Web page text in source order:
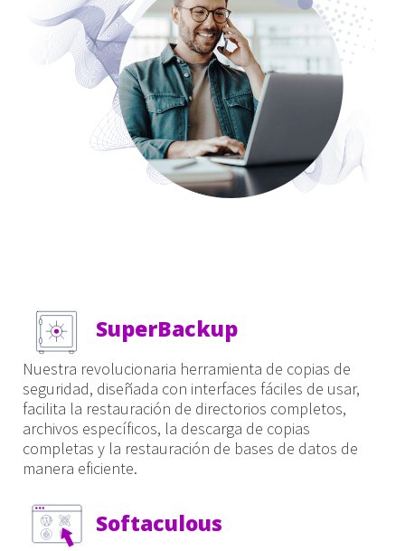
SuperBackup
Nuestra revolucionaria herramienta de copias de
seguridad, diseñada con interfaces fáciles de usar,
facilita la restauración de directorios completos,
archivos específicos, la descarga de copias
completas y la restauración de bases de datos de
manera eficiente.
Softaculous